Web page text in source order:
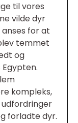
til vores
vilde dyr
for at
temmet
og
kompleks,
forladte dyr.